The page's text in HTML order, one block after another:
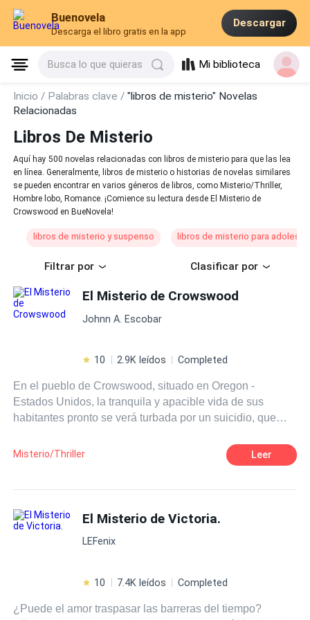
Buenovela
Descarga el libro gratis en la app
Descargar
Busca lo que quieras Mi biblioteca
Inicio / Palabras clave /"libros de misterio" Novelas
Relacionadas
Libros De Misterio
Aquí hay 500 novelas relacionadas con libros de misterio para que las lea
en línea. Generalmente, libros de misterio o historias de novelas similares
se pueden encontrar en varios géneros de libros, como Misterio/Thriller,
Hombre lobo, Romance. ¡Comience su lectura desde El Misterio de
Crowswood en BueNovela!
libros de misterio y suspenso libros de misterio para
Filtrar por Clasificar por
El Misterio de Crowswood
Johnn A. Escobar
10 2.9K leídos Completed
En el pueblo de Crowswood, situado en Oregon -
Estados Unidos, la tranquila y apacible vida de sus
habitantes pronto se verá turbada por un suicidio, que
ellos algo más perverso, antiguo y maligno, ligado a la
tormentosa historia local, un secreto que nunca debería
Misterio/Thriller Leer
El Misterio de Victoria.
LEFenix
10 7.4K leídos Completed
¿Puede el amor traspasar las barreras del tiempo?